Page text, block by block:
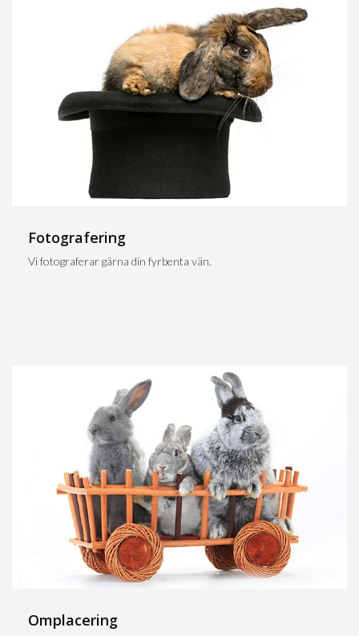
Fotografering
Vi fotograferar gärna din fyrbenta vän.
Omplacering